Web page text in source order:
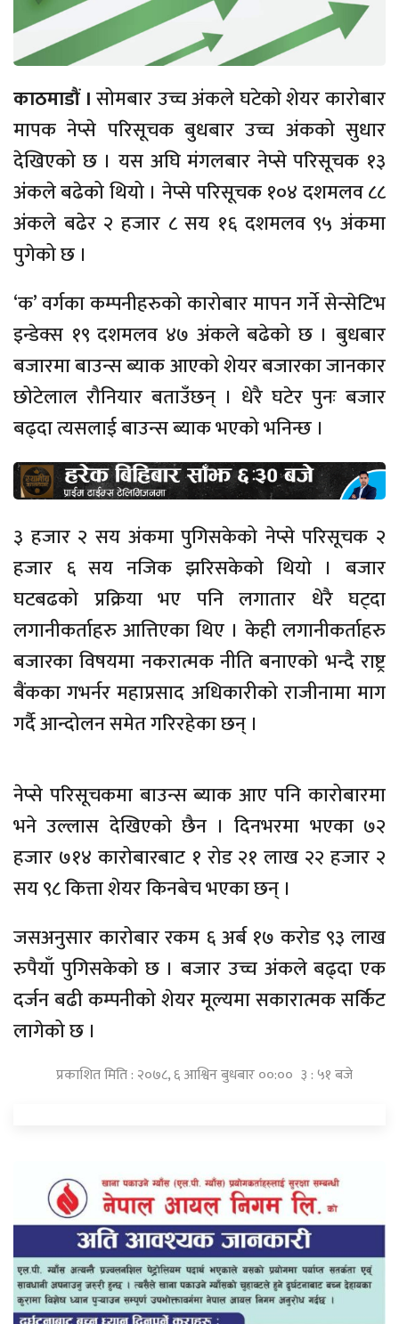
काठमाडौं ।सोमबार उच्च अंकले घटेको शेयर कारोबार
मापक नेप्से परिसूचक बुधबार उच्च अंकको सुधार
देखिएको छ । यस अघि मंगलबार नेप्से परिसूचक १३
अंकले बढेको थियो । नेप्से परिसूचक १०४ दशमलव ८८
अंकले बढेर २ हजार ८ सय १६ दशमलव ९५ अंकमा
पुगेको छ ।
‘क’ वर्गका कम्पनीहरुको कारोबार मापन गर्ने सेन्सेटिभ
इन्डेक्स १९ दशमलव ४७ अंकले बढेको छ । बुधबार
बजारमा बाउन्स ब्याक आएको शेयर बजारका जानकार
छोटेलाल रौनियार बताउँछन् । धेरै घटेर पुनः बजार
बढ्दा त्यसलाई बाउन्स ब्याक भएको भनिन्छ ।
३ हजार २ सय अंकमा पुगिसकेको नेप्से परिसूचक २
हजार ६ सय नजिक झरिसकेको थियो । बजार
घटबढको प्रक्रिया भए पनि लगातार धेरै घट्दा
लगानीकर्ताहरु आत्तिएका थिए । केही लगानीकर्ताहरु
बजारका विषयमा नकरात्मक नीति बनाएको भन्दै राष्ट्र
बैंकका गभर्नर महाप्रसाद अधिकारीको राजीनामा माग
गर्दै आन्दोलन समेत गरिरहेका छन् ।
नेप्से परिसूचकमा बाउन्स ब्याक आए पनि कारोबारमा
भने उल्लास देखिएको छैन । दिनभरमा भएका ७२
हजार ७१४ कारोबारबाट १ रोड २१ लाख २२ हजार २
सय ९८ कित्ता शेयर किनबेच भएका छन् ।
जसअनुसार कारोबार रकम ६ अर्ब १७ करोड ९३ लाख
रुपैयाँ पुगिसकेको छ । बजार उच्च अंकले बढ्दा एक
दर्जन बढी कम्पनीको शेयर मूल्यमा सकारात्मक सर्किट
लागेको छ ।
प्रकाशित मिति : २०७८, ६ आश्विन बुधबार ००:०० ३ : ५१ बजे